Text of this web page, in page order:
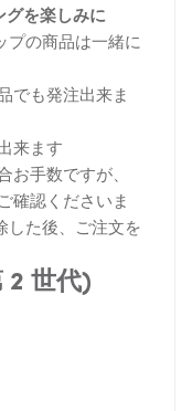
を楽しみに
の商品は一緒に
でも発注出来ま
来ます
手数ですが、
確認くださいま
した後、ご注文を
2 世代)